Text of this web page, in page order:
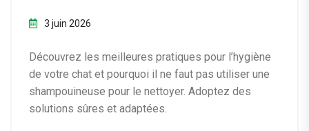
3 juin 2026
Découvrez les meilleures pratiques pour l’hygiène
de votre chat et pourquoi il ne faut pas utiliser une
shampouineuse pour le nettoyer. Adoptez des
solutions sûres et adaptées.